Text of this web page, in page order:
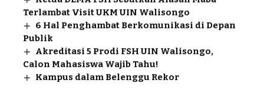
Terlambat Visit UKM UIN Walisongo
6 Hal Penghambat Berkomunikasi di Depan
Publik
Akreditasi 5 Prodi FSH UIN Walisongo,
Calon Mahasiswa Wajib Tahu!
Kampus dalam Belenggu Rekor